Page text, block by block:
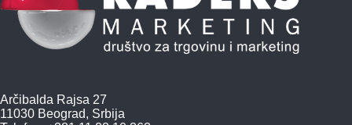
Arčibalda Rajsa 27
11030 Beograd, Srbija